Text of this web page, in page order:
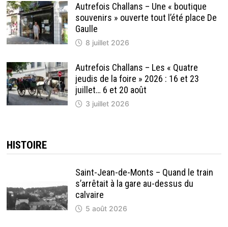
Autrefois Challans – Une « boutique
souvenirs » ouverte tout l’été place De
Gaulle
8 juillet 2026
Autrefois Challans – Les « Quatre
jeudis de la foire » 2026 : 16 et 23
juillet… 6 et 20 août
3 juillet 2026
HISTOIRE
Saint-Jean-de-Monts – Quand le train
s’arrêtait à la gare au-dessus du
calvaire
5 août 2026